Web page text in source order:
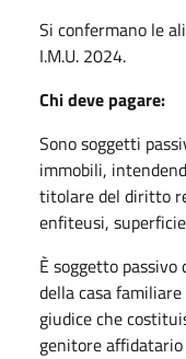
Si confermano le
I.M.U. 2024.
Chi deve pagare:
Sono soggetti
immobili,
titolare del diritto
enfiteusi,
È soggetto
della casa
giudice che
genitore